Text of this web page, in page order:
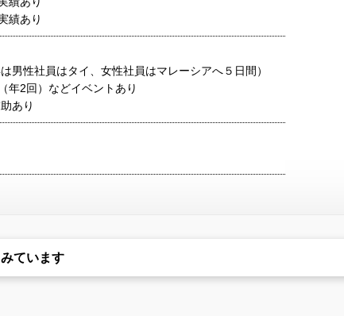
績あり
男性社員はタイ、女性社員はマレーシアへ５日間）
年2回）などイベントあり
あり
ています